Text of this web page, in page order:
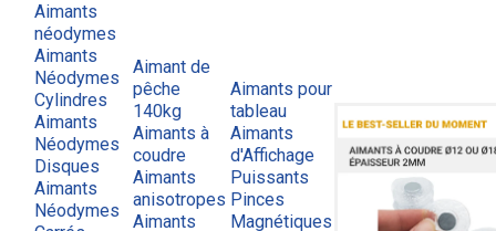
Aimants
néodymes
Aimants
Néodymes
Cylindres
Aimants
Néodymes
Disques
Aimants
Néodymes
Aimant de
pêche
140kg
Aimants à
coudre
Aimants
anisotropes
Aimants
Aimants pour
tableau
Aimants
d'Affichage
Puissants
Pinces
Magnétiques